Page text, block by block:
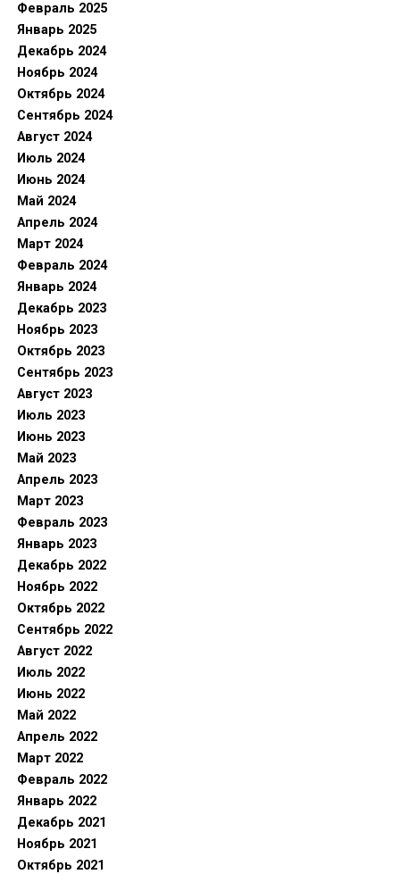
Февраль 2025
Январь 2025
Декабрь 2024
Ноябрь 2024
Октябрь 2024
Сентябрь 2024
Август 2024
Июль 2024
Июнь 2024
Май 2024
Апрель 2024
Март 2024
Февраль 2024
Январь 2024
Декабрь 2023
Ноябрь 2023
Октябрь 2023
Сентябрь 2023
Август 2023
Июль 2023
Июнь 2023
Май 2023
Апрель 2023
Март 2023
Февраль 2023
Январь 2023
Декабрь 2022
Ноябрь 2022
Октябрь 2022
Сентябрь 2022
Август 2022
Июль 2022
Июнь 2022
Май 2022
Апрель 2022
Март 2022
Февраль 2022
Январь 2022
Декабрь 2021
Ноябрь 2021
Октябрь 2021